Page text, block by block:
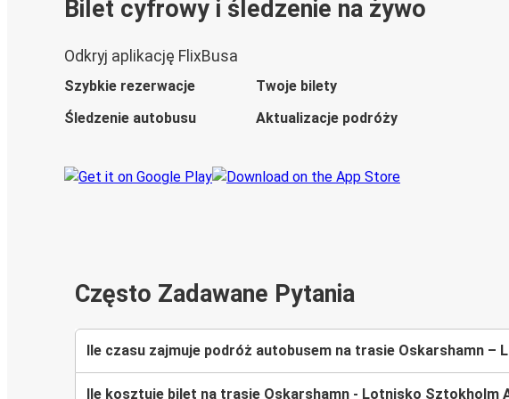
Bilet cyfrowy i śledzenie na żywo
Odkryj aplikację FlixBusa
Szybkie rezerwacje
Twoje bilety
Śledzenie autobusu
Aktualizacje podróży
Często Zadawane Pytania
Ile czasu zajmuje podróż autobusem na trasie Oskarshamn –
Ile kosztuje bilet na trasie Oskarshamn - Lotnisko Sztokholm